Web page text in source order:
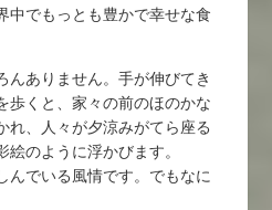
中でもっとも豊かで幸せな食
んありません。手が伸びてき
歩くと、家々の前のほのかな
れ、人々が夕涼みがてら座る
のように浮かびます。
んでいる風情です。でもなに